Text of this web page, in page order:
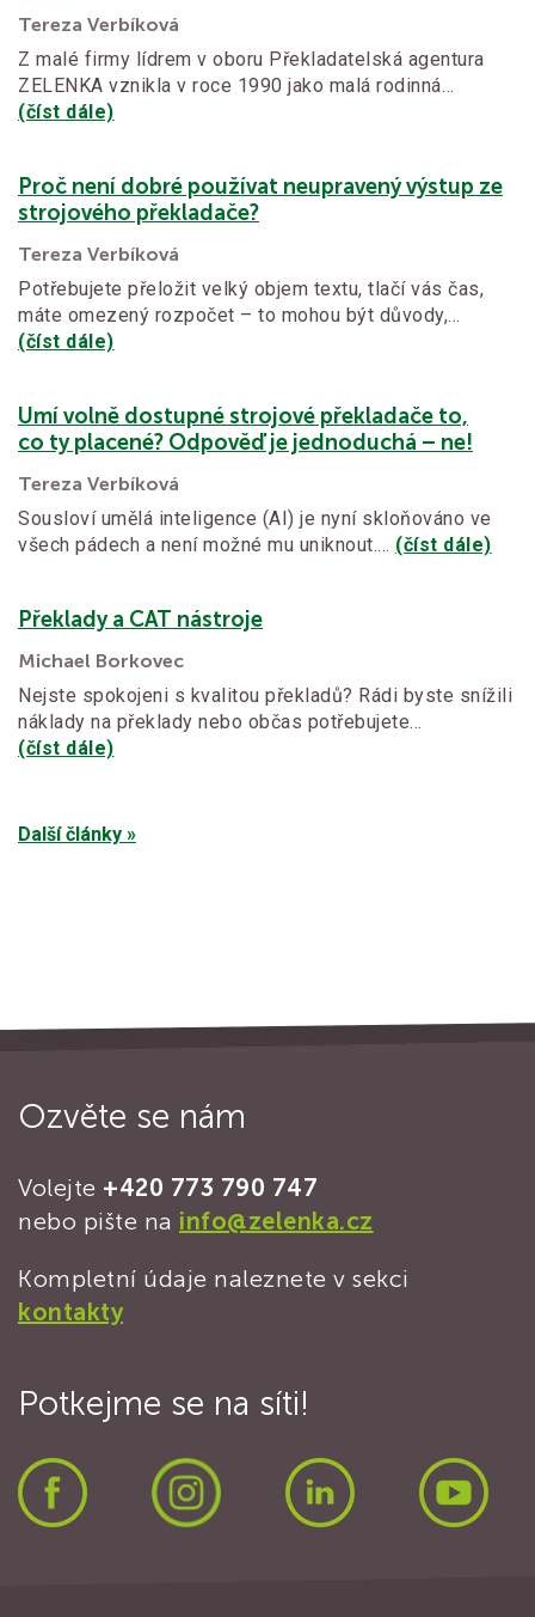
Tereza Verbíková
Z malé firmy lídrem v oboru Překladatelská agentura
ZELENKA vznikla v roce 1990 jako malá rodinná…
(číst dále)
Proč není dobré používat neupravený výstup ze
strojového překladače?
Tereza Verbíková
Potřebujete přeložit velký objem textu, tlačí vás čas,
máte omezený rozpočet – to mohou být důvody,…
(číst dále)
Umí volně dostupné strojové překladače to,
co ty placené? Odpověď je jednoduchá – ne!
Tereza Verbíková
Sousloví umělá inteligence (AI) je nyní skloňováno ve
všech pádech a není možné mu uniknout.… (číst dále)
Překlady a CAT nástroje
Michael Borkovec
Nejste spokojeni s kvalitou překladů? Rádi byste snížili
náklady na překlady nebo občas potřebujete…
(číst dále)
Další články »
Ozvěte se nám
Volejte +420 773 790 747
nebo pište na info@zelenka.cz
Kompletní údaje naleznete v sekci
kontakty
Potkejme se na síti!